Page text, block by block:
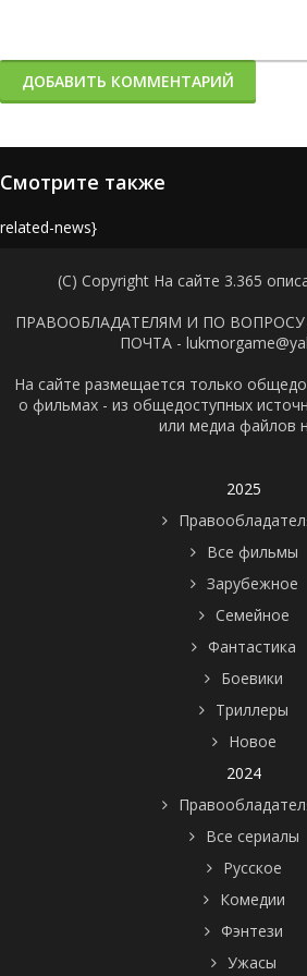
ДОБАВИТЬ КОММЕНТАРИЙ
Смотрите также
news}
(C) Copyright На сайте 3.365
ПРАВООБЛАДАТЕЛЯМ И ПО
ПОЧТА -
На сайте размещается только
о фильмах - из общедоступных
или медиа файлов
2025
Все фильмы
Зарубежное
Семейное
Фантастика
Боевики
Триллеры
Новое
2024
Все сериалы
Русское
Комедии
Фэнтези
Ужасы